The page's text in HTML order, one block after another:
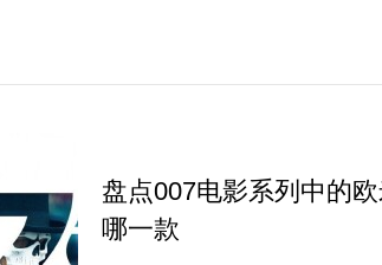
盘点007电影系列中的
哪一款